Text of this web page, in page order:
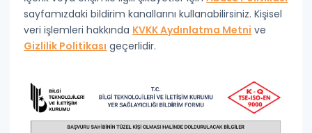
sayfamızdaki bildirim kanallarını kullanabilirsiniz. Kişisel
veri işlemleri hakkında KVKK Aydınlatma Metni ve
Gizlilik Politikası geçerlidir.